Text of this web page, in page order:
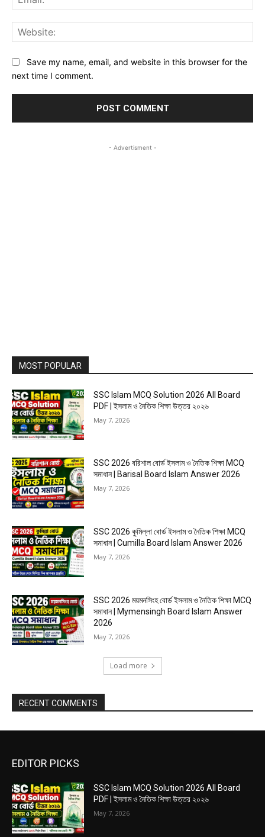
Save my name, email, and website in this browser for the
next time I comment.
- Advertisment -
MOST POPULAR
SSC Islam MCQ Solution 2026 All Board
PDF | ইসলাম ও নৈতিক শিক্ষা উত্তর ২০২৬
May 7, 2026
SSC 2026 বরিশাল বোর্ড ইসলাম ও নৈতিক শিক্ষা MCQ
সমাধান | Barisal Board Islam Answer 2026
May 7, 2026
SSC 2026 কুমিল্লা বোর্ড ইসলাম ও নৈতিক শিক্ষা MCQ
সমাধান | Cumilla Board Islam Answer 2026
May 7, 2026
SSC 2026 ময়মনসিংহ বোর্ড ইসলাম ও নৈতিক শিক্ষা MCQ
সমাধান | Mymensingh Board Islam Answer
2026
May 7, 2026
Load more
RECENT COMMENTS
EDITOR PICKS
SSC Islam MCQ Solution 2026 All Board
PDF | ইসলাম ও নৈতিক শিক্ষা উত্তর ২০২৬
May 7, 2026